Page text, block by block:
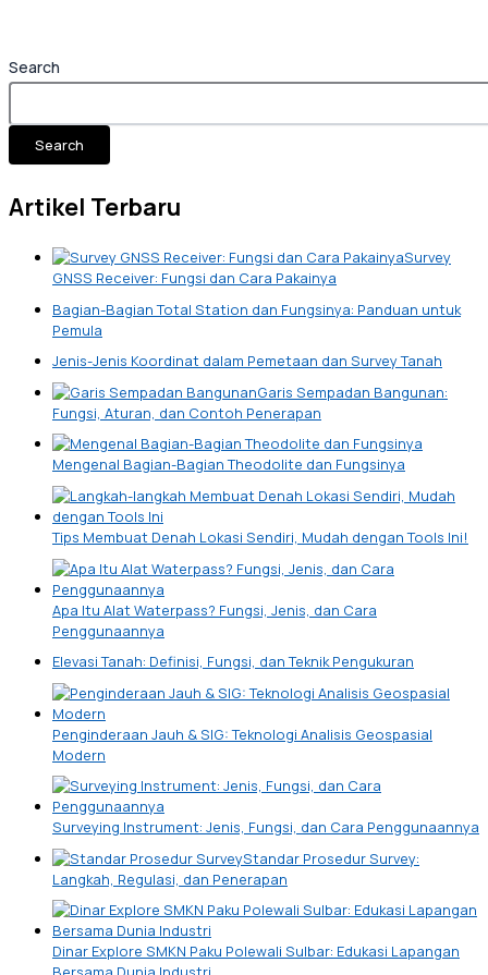
Search
Search
Artikel Terbaru
Survey
GNSS Receiver: Fungsi dan Cara Pakainya
Bagian-Bagian Total Station dan Fungsinya: Panduan untuk
Pemula
Jenis-Jenis Koordinat dalam Pemetaan dan Survey Tanah
Garis Sempadan Bangunan:
Fungsi, Aturan, dan Contoh Penerapan
Mengenal Bagian-Bagian Theodolite dan Fungsinya
Tips Membuat Denah Lokasi Sendiri, Mudah dengan Tools Ini!
Apa Itu Alat Waterpass? Fungsi, Jenis, dan Cara
Penggunaannya
Elevasi Tanah: Definisi, Fungsi, dan Teknik Pengukuran
Penginderaan Jauh & SIG: Teknologi Analisis Geospasial
Modern
Surveying Instrument: Jenis, Fungsi, dan Cara Penggunaannya
Standar Prosedur Survey:
Langkah, Regulasi, dan Penerapan
Dinar Explore SMKN Paku Polewali Sulbar: Edukasi Lapangan